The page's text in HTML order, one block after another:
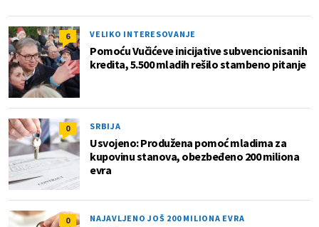
6 VELIKO INTERESOVANJE
Pomoću Vučićeve inicijative subvencionisanih
kredita, 5.500 mladih rešilo stambeno pitanje
0 SRBIJA
Usvojeno: Produžena pomoć mladima za
kupovinu stanova, obezbeđeno 200 miliona
evra
0 NAJAVLJENO JOŠ 200 MILIONA EVRA